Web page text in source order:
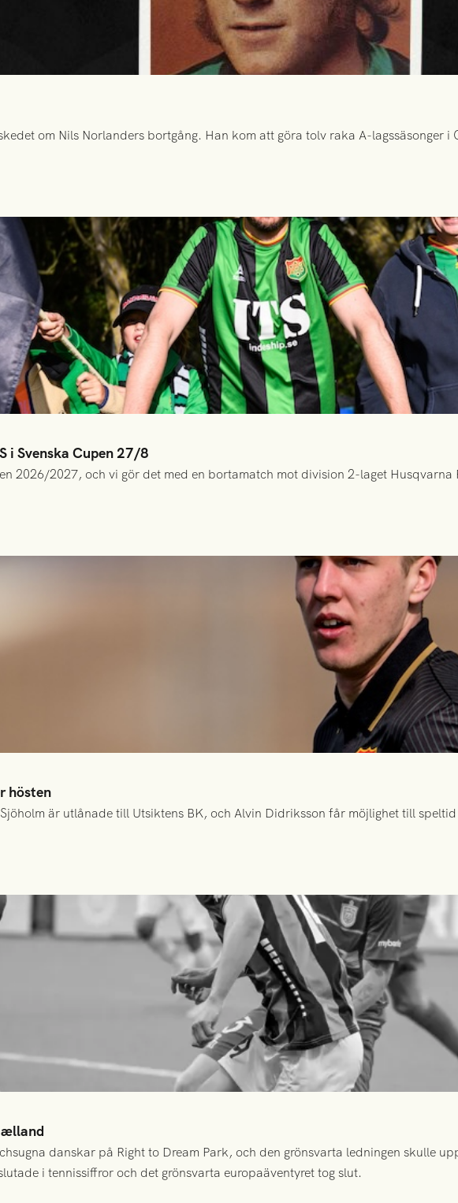
om Nils Norlanders bortgång. Han kom att göra tolv raka A-lagssäsonger
i Svenska Cupen 27/8
2026/2027, och vi gör det med en bortamatch mot division 2-laget
hösten
är utlånade till Utsiktens BK, och Alvin Didriksson får möjlighet till
danskar på Right to Dream Park, och den grönsvarta ledningen skulle
i tennissiffror och det grönsvarta europaäventyret tog slut.